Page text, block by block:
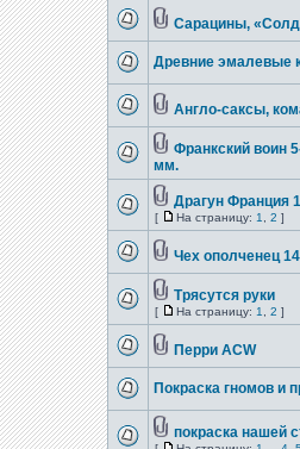
Сарацины,
Древние эмалевые
Англо-саксы,
Франкский воин
мм.
Драгун Франция
[ На страницу: 1 2 ]
Чех ополченец
Трясутся руки
[ На страницу: 1 2 ]
Перри ACW
Покраска гномов и
покраска нашей